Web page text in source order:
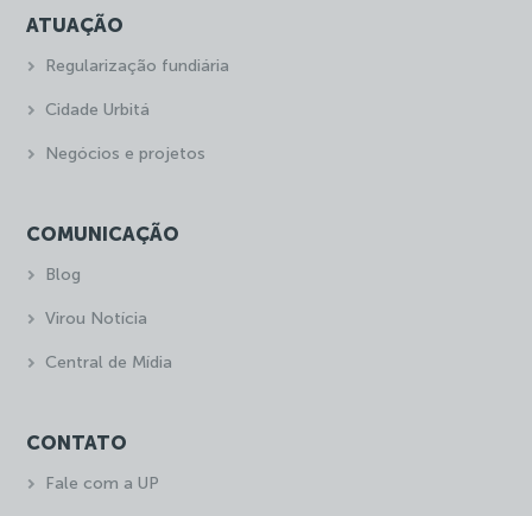
ATUAÇÃO
Regularização fundiária
Cidade Urbitá
Negócios e projetos
COMUNICAÇÃO
Blog
Virou Notícia
Central de Mídia
CONTATO
Fale com a UP